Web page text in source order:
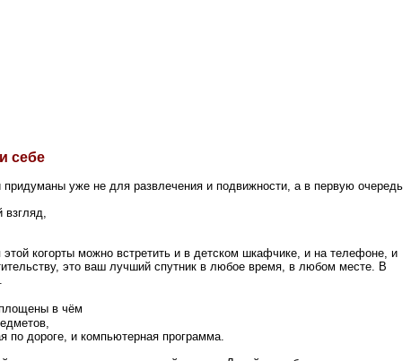
себе
уже не для развлечения и подвижности, а в первую очередь
когорты можно встретить и в детском шкафчике, и на телефоне, и
это ваш лучший спутник в любое время, в любом месте. В
в чём
по дороге, и компьютерная программа.